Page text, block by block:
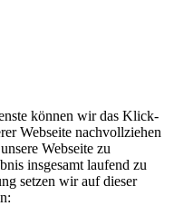
können wir das Klick-
Webseite nachvollziehen
Webseite zu
insgesamt laufend zu
setzen wir auf dieser